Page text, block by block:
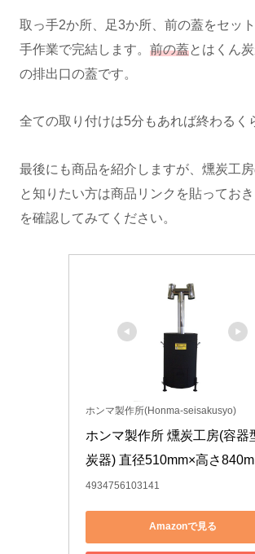
取っ手2か所、足3か所、前の蓋をセッ
手作業で完結します。 前の蓋とはくん
の排出口の蓋です。
全ての取り付けは5分もあれば終わるく
最後にも商品を紹介しますが、燻炭工
と知りたい方は商品リンクを貼ってお
を確認してみてください。
ホンマ製作所(Honma-seisakusyo)
ホンマ製作所 燻炭工房(容器
炭器) 直径510mm×高さ
4934756103141
Amazonで見る